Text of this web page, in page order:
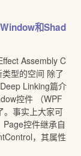
和Shad
Assembly C
型的空间 除了
Linking篇介
控件 （WPF
。事实上大家可
控件继承自
，其属性